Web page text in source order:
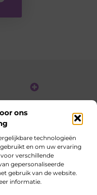
ons
technologieën
en om uw ervaring
verschillende
gepersonaliseerde
gebruik van de website.
informatie.
dag opnieuw
en inspirerende